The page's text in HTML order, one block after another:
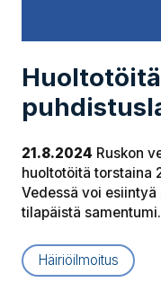
21.8.2024 Ruskon
huoltotöitä torstaina
Vedessä voi
tilapäistä
Häiriöilmoitus